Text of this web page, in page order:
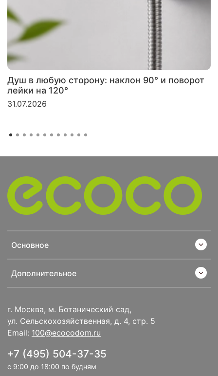
Душ в любую сторону: наклон 90° и поворот
лейки на 120°
31.07.2026
г. Москва, м. Ботанический сад,
ул. Сельскохозяйственная, д. 4, стр. 5
Email: 100@ecocodom.ru
+7 (495) 504-37-35
с 9:00 до 18:00 по будням
Основное
Дополнительное